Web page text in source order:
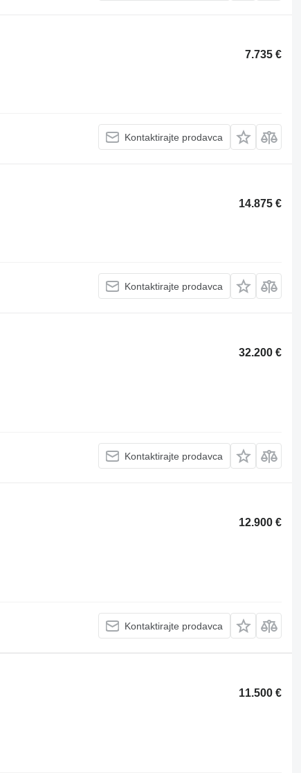
7.735 €
Kontaktirajte prodavca
14.875 €
Kontaktirajte prodavca
32.200 €
Kontaktirajte prodavca
12.900 €
Kontaktirajte prodavca
11.500 €